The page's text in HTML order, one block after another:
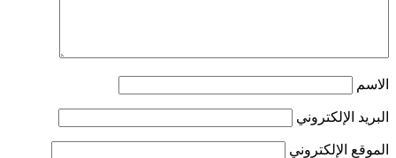
الاسم
البريد الإلكتروني
الموقع الإلكتروني